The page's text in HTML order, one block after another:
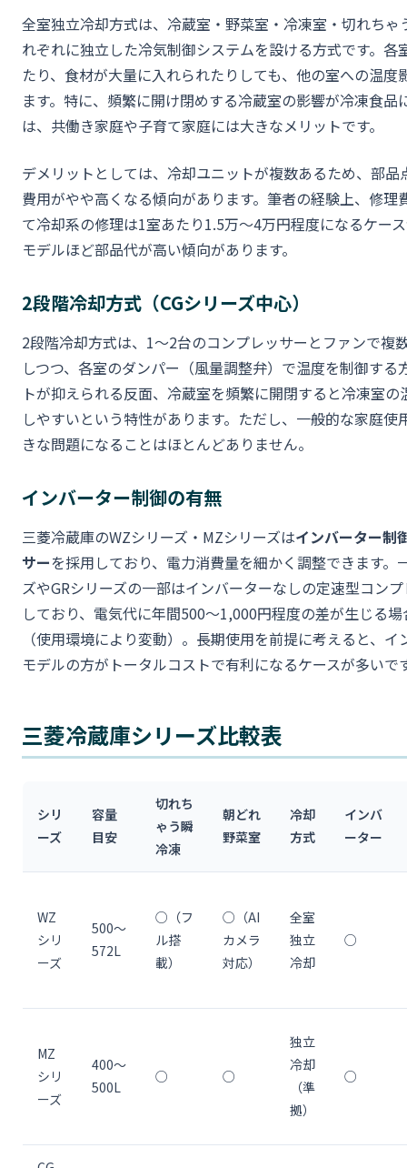
全室独立冷却方式は、冷蔵室・野菜室・冷凍室・切れちゃ
れぞれに独立した冷気制御システムを設ける方式です。各
たり、食材が大量に入れられたりしても、他の室への温度
ます。特に、頻繁に開け閉めする冷蔵室の影響が冷凍食品
は、共働き家庭や子育て家庭には大きなメリットです。
デメリットとしては、冷却ユニットが複数あるため、部品
費用がやや高くなる傾向があります。筆者の経験上、修理
て冷却系の修理は1室あたり1.5万〜4万円程度になるケー
モデルほど部品代が高い傾向があります。
2段階冷却方式（CGシリーズ中心）
2段階冷却方式は、1〜2台のコンプレッサーとファンで複
しつつ、各室のダンパー（風量調整弁）で温度を制御する
トが抑えられる反面、冷蔵室を頻繁に開閉すると冷凍室の
しやすいという特性があります。ただし、一般的な家庭使
きな問題になることはほとんどありません。
インバーター制御の有無
三菱冷蔵庫のWZシリーズ・MZシリーズはインバーター制
サーを採用しており、電力消費量を細かく調整できます。
ズやGRシリーズの一部はインバーターなしの定速型コン
しており、電気代に年間500〜1,000円程度の差が生じる
（使用環境により変動）。長期使用を前提に考えると、
モデルの方がトータルコストで有利になるケースが多いで
三菱冷蔵庫シリーズ比較表
シリ
ーズ
容量
目安
切れち
ゃう瞬
冷凍
朝どれ
野菜室
冷却
方式
インバ
ーター
WZ
シリ
ーズ
500〜
572L
○（フ
ル搭
載）
○（AI
カメラ
対応）
全室
独立
冷却
○
MZ
シリ
ーズ
400〜
500L
○ ○
独立
冷却
（準
拠）
○